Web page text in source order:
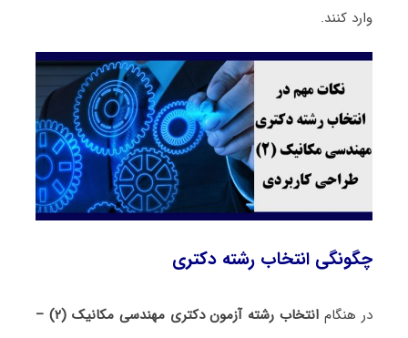
وارد کنند.
چگونگی انتخاب رشته دکتری
در هنگام
انتخاب رشته آزمون دکتری مهندسی مکانیک (۲) –